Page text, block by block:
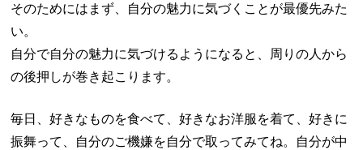
そのためにはまず、自分の魅力に気づくことが最優先みた
い。
自分で自分の魅力に気づけるようになると、周りの人から
の後押しが巻き起こります。
毎日、好きなものを食べて、好きなお洋服を着て、好きに
振舞って、自分のご機嫌を自分で取ってみてね。自分が中